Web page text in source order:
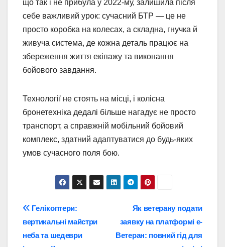
що так і не прибула у 2022-му, залишила після
себе важливий урок: сучасний БТР — це не
просто коробка на колесах, а складна, гнучка й
живуча система, де кожна деталь працює на
збереження життя екіпажу та виконання
бойового завдання.
Технології не стоять на місці, і колісна
бронетехніка дедалі більше нагадує не просто
транспорт, а справжній мобільний бойовий
комплекс, здатний адаптуватися до будь-яких
умов сучасного поля бою.
Навігація
записів
Як ветерану подати
заявку на платформі е-
Ветеран: повний гід для
Гелікоптери:
вертикальні майстри
неба та шедеври